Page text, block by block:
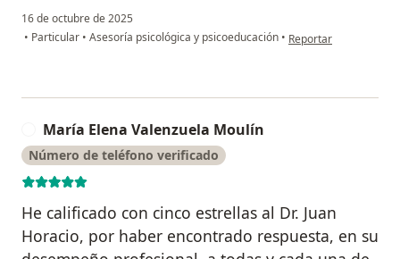
16 de octubre de 2025
• Particular • Asesoría psicológica y psicoeducación • en opinión del
Reportar
María Elena Valenzuela Moulín
Número de teléfono verificado
He calificado con cinco estrellas al Dr. Juan
Horacio, por haber encontrado respuesta, en su